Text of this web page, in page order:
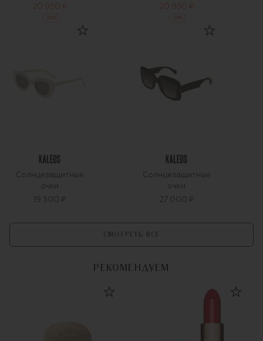
20 950 ₽
20 %
20 950 ₽
20 %
Солнцезащитные
очки
19 500 ₽
Солнцезащитные
очки
27 000 ₽
СМОТРЕТЬ ВСЕ
РЕКОМЕНДУЕМ